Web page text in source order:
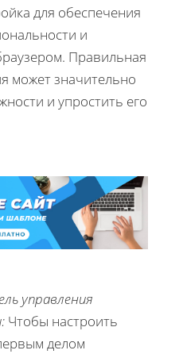
для обеспечения
и
Правильная
может значительно
и упростить его
управления
Чтобы настроить
делом